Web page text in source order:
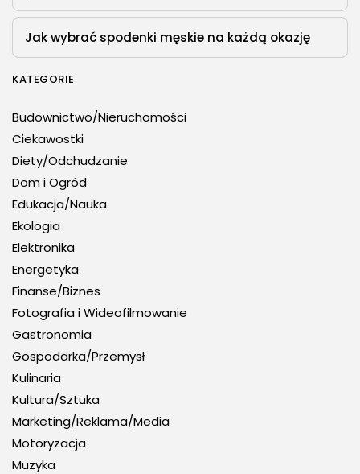
Jak wybrać spodenki męskie na każdą okazję
KATEGORIE
Budownictwo/Nieruchomości
Ciekawostki
Diety/Odchudzanie
Dom i Ogród
Edukacja/Nauka
Ekologia
Elektronika
Energetyka
Finanse/Biznes
Fotografia i Wideofilmowanie
Gastronomia
Gospodarka/Przemysł
Kulinaria
Kultura/Sztuka
Marketing/Reklama/Media
Motoryzacja
Muzyka